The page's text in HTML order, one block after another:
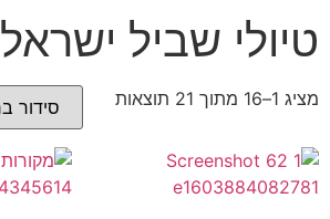
טיולי שביל ישראל
מציג 1–16 מתוך 21 תוצאות